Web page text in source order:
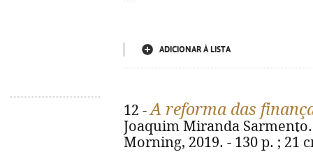
ADICIONAR À LISTA
12 -A reforma das
Joaquim Miranda
Morning, 2019. - 130 p. ; 21